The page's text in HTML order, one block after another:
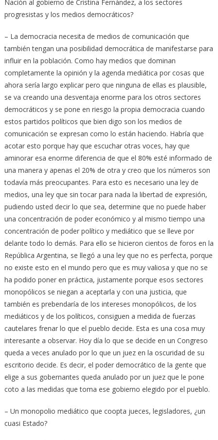
Nación al gobierno de Cristina Fernández, a los sectores
progresistas y los medios democráticos?
– La democracia necesita de medios de comunicación que
también tengan una posibilidad democrática de manifestarse para
influir en la población. Como hay medios que dominan
completamente la opinión y la agenda mediática por cosas que
ahora sería largo explicar pero que ninguna de ellas es plausible,
se va creando una desventaja enorme para los otros sectores
democráticos y se pone en riesgo la propia democracia cuando
estos partidos políticos que bien digo son los medios de
comunicación se expresan como lo están haciendo. Habría que
acotar esto porque hay que escuchar otras voces, hay que
aminorar esa enorme diferencia de que el 80% esté informado de
una manera y apenas el 20% de otra y creo que los números son
todavía más preocupantes. Para esto es necesario una ley de
medios, una ley que sin tocar para nada la libertad de expresión,
pudiendo usted decir lo que sea, determine que no puede haber
una concentración de poder económico y al mismo tiempo una
concentración de poder político y mediático que se lleve por
delante todo lo demás. Para ello se hicieron cientos de foros en la
República Argentina, se llegó a una ley que no es perfecta, porque
no existe esto en el mundo pero que es muy valiosa y que no se
ha podido poner en práctica, justamente porque esos sectores
monopólicos se niegan a aceptarla y con una justicia, que
también es prebendaría de los intereses monopólicos, de los
mediáticos y de los políticos, consiguen a medida de fuerzas
cautelares frenar lo que el pueblo decide. Esta es una cosa muy
interesante a observar. Hoy día lo que se decide en un Congreso
queda a veces anulado por lo que un juez en la oscuridad de su
escritorio decide. Es decir, el poder democrático de la gente que
elige a sus gobernantes queda anulado por un juez que le pone
coto a las medidas que toma ese gobierno elegido por el pueblo.
– Un monopolio mediático que coopta jueces, legisladores, ¿un
cuasi Estado?